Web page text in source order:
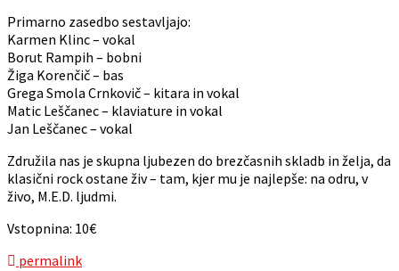
Primarno zasedbo sestavljajo:
Karmen Klinc – vokal
Borut Rampih – bobni
Žiga Korenčič – bas
Grega Smola Crnkovič – kitara in vokal
Matic Leščanec – klaviature in vokal
Jan Leščanec – vokal
Združila nas je skupna ljubezen do brezčasnih skladb in želja, da
klasični rock ostane živ – tam, kjer mu je najlepše: na odru, v
živo, M.E.D. ljudmi.
Vstopnina: 10€
permalink